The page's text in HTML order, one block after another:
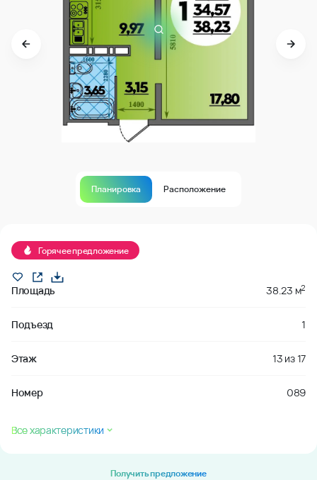
Планировка Расположение
Горячее предложение
Площадь 38.23 м2
Подъезд 1
Этаж 13 из17
Номер 089
Все характеристики
Получить предложение